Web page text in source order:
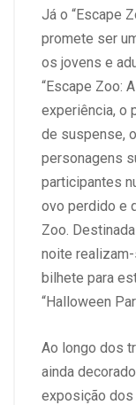
Já o “Escape
promete ser
os jovens e
“Escape Zoo:
experiência, o
de suspense,
personagens
participantes
ovo perdido e
Zoo.
noite
bilhete para
“Halloween
Ao longo dos
ainda
exposição dos